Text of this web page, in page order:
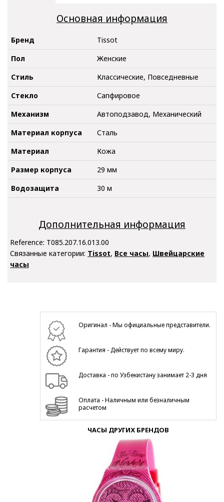
Основная информация
Бренд
Tissot
Пол
Женские
Стиль
Классические, Повседневные
Стекло
Сапфировое
Механизм
Автоподзавод, Механический
Материал корпуса
Сталь
Материал
Кожа
Размер корпуса
29 мм
Водозащита
30 м
Дополнительная информация
Reference: T085.207.16.013.00
Связанные категории: Tissot, Все часы, Швейцарские
часы
Оригинал - Мы официальные представители.
Гарантия - Действует по всему миру.
Доставка - по Узбекистану занимает 2-3 дня
Оплата - Наличным или безналичным
расчетом
ЧАСЫ ДРУГИХ БРЕНДОВ